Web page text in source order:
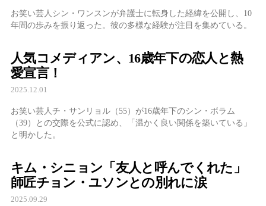
お笑い芸人シン・ワンスンが弁護士に転身した経緯を公開し、10
年間の歩みを振り返った。彼の多様な経験が注目を集めている。
人気コメディアン、16歳年下の恋人と熱
愛宣言！
2025.12.01
お笑い芸人チ・サンリョル（55）が16歳年下のシン・ボラム
（39）との交際を公式に認め、「温かく良い関係を築いている」
と明かした。
キム・シニョン「友人と呼んでくれた」
師匠チョン・ユソンとの別れに涙
2025.09.29